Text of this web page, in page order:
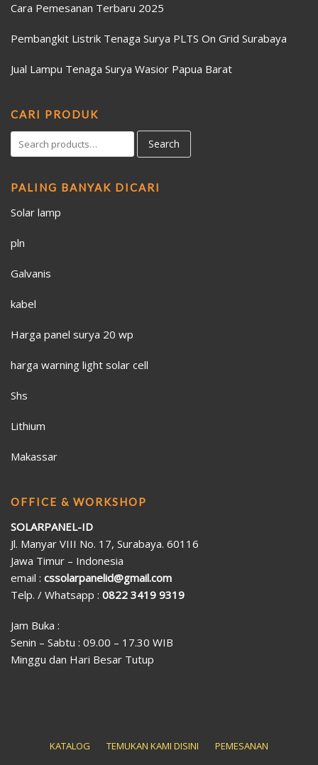
Cara Pemesanan Terbaru 2025
Pembangkit Listrik Tenaga Surya PLTS On Grid Surabaya
Jual Lampu Tenaga Surya Wasior Papua Barat
CARI PRODUK
Search
PALING BANYAK DICARI
Solar lamp
pln
Galvanis
kabel
Harga panel surya 20 wp
harga warning light solar cell
Shs
Lithium
Makassar
OFFICE & WORKSHOP
SOLARPANEL-ID
Jl. Manyar VIII No. 17, Surabaya. 60116
Jawa Timur – Indonesia
email : cssolarpanelid@gmail.com
Telp. / Whatsapp : 0822 3419 9319
Jam Buka :
Senin – Sabtu : 09.00 – 17.30 WIB
Minggu dan Hari Besar Tutup
KATALOG TEMUKAN KAMI DISINI
PEMESANAN